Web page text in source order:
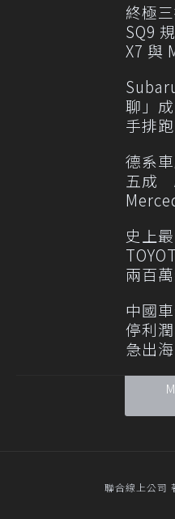
終極
SQ9
X7 與
聊」
手排
德系
五成
史上
兩百
中國
停利
急出海
聯合線上公司